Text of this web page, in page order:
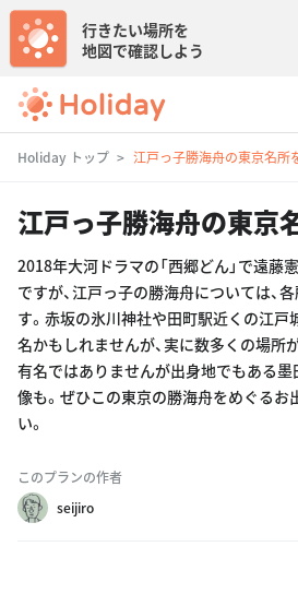
行きたい場所を
地図で確認しよう
Holiday トップ 江戸っ子勝海舟の東京名所
江戸っ子勝海舟の東京
2018年大河ドラマの「西郷どん」で遠藤
ですが、江戸っ子の勝海舟については、
す。赤坂の氷川神社や田町駅近くの江
名かもしれませんが、実に数多くの場所
有名ではありませんが出身地でもある
像も。ぜひこの東京の勝海舟をめぐるお
い。
このプランの作者
seijiro